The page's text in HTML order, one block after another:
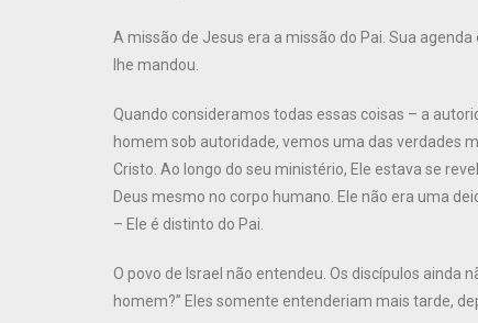
A missão de Jesus era a missão do Pai. Sua
lhe mandou.
Quando consideramos todas essas coisas – a
homem sob autoridade, vemos uma das verdades
Cristo. Ao longo do seu ministério, Ele estava se
Deus mesmo no corpo humano. Ele não era uma
– Ele é distinto do Pai.
O povo de Israel não entendeu. Os discípulos ainda
homem?” Eles somente entenderiam mais tarde,